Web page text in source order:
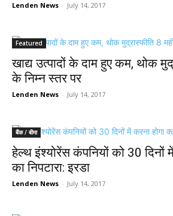
Lenden News - July 14, 2017
Featured
खाद्य उत्पादों के दाम हुए कम, थोक
के निम्न स्तर पर
Lenden News - July 14, 2017
बैंक / बीमा
हेल्थ इंश्योरेंस कंपनियों को 30 दिनों
का निपटारा: इरडा
Lenden News - July 14, 2017